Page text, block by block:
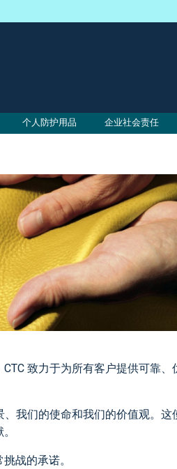
个人防护用品 企业社会责任
致力于为所有客户提供可靠、
我们的使命和我们的价值观。这
战的承诺。